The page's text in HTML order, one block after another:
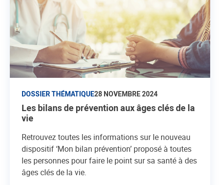
DOSSIER THÉMATIQUE28 NOVEMBRE 2024
Les bilans de prévention aux âges clés de la
vie
Retrouvez toutes les informations sur le nouveau
dispositif ‘Mon bilan prévention’ proposé à toutes
les personnes pour faire le point sur sa santé à des
âges clés de la vie.